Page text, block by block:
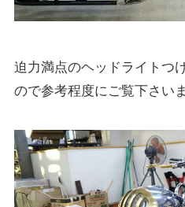
迫力満点のヘッドライトつ
ので参考程度にご覧下さいま